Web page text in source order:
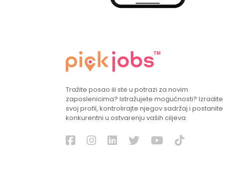
Tražite posao ili ste u potrazi za novim
zaposlenicima? Istražujete mogućnosti? Izradite
svoj profil, kontrolirajte njegov sadržaj i postanite
konkurentni u ostvarenju vaših ciljeva.